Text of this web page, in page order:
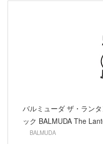
バルミューダ ザ・ラン
ック BALMUDA The
BALMUDA